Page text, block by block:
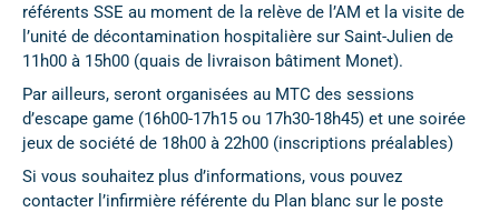
référents SSE au moment de la relève de l’AM et la visite de
l’unité de décontamination hospitalière sur Saint-Julien de
11h00 à 15h00 (quais de livraison bâtiment Monet).
Par ailleurs, seront organisées au MTC des sessions
d’escape game (16h00-17h15 ou 17h30-18h45) et une soirée
jeux de société de 18h00 à 22h00 (inscriptions préalables)
Si vous souhaitez plus d’informations, vous pouvez
contacter l’infirmière référente du Plan blanc sur le poste